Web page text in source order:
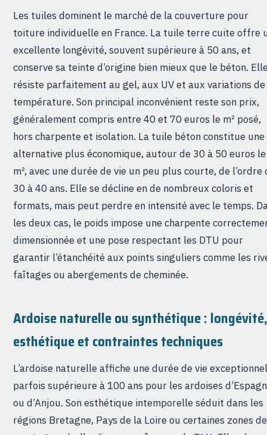
Les tuiles dominent le marché de la couverture pour
toiture individuelle en France. La tuile terre cuite offre
excellente longévité, souvent supérieure à 50 ans, et
conserve sa teinte d’origine bien mieux que le béton.
résiste parfaitement au gel, aux UV et aux variations de
température. Son principal inconvénient reste son prix,
généralement compris entre 40 et 70 euros le m² posé,
hors charpente et isolation. La tuile béton constitue une
alternative plus économique, autour de 30 à 50 euros le
m², avec une durée de vie un peu plus courte, de l’ordre
30 à 40 ans. Elle se décline en de nombreux coloris et
formats, mais peut perdre en intensité avec le temps.
les deux cas, le poids impose une charpente
dimensionnée et une pose respectant les DTU pour
garantir l’étanchéité aux points singuliers comme les
faîtages ou abergements de cheminée.
Ardoise naturelle ou synthétique : longévité,
esthétique et contraintes techniques
L’ardoise naturelle affiche une durée de vie
parfois supérieure à 100 ans pour les ardoises
ou d’Anjou. Son esthétique intemporelle séduit dans les
régions Bretagne, Pays de la Loire ou certaines zones de